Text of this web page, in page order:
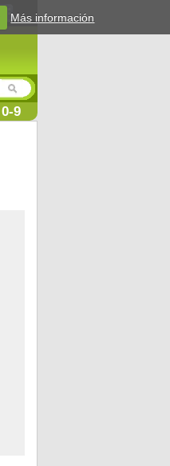
0-9
Más información